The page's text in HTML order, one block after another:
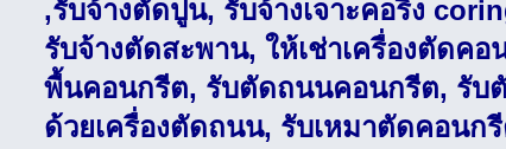
,รับจ้างตัดปูน, รับจ้างเจาะคอริ่ง
รับจ้างตัดสะพาน, ให้เช่าเครื่องตัดค
พื้นคอนกรีต, รับตัดถนนคอนกรีต, รับ
ด้วยเครื่องตัดถนน, รับเหมาตัดคอนก